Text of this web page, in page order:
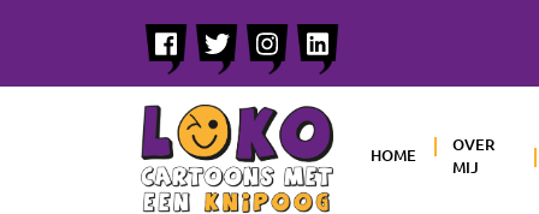
HOME
OVER
MIJ